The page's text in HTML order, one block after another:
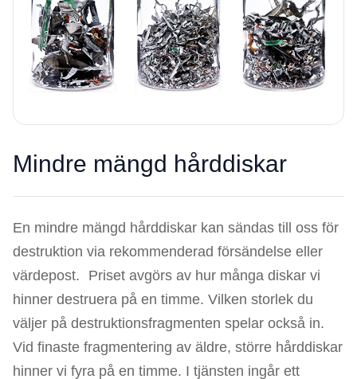
Mindre mängd hårddiskar
En mindre mängd hårddiskar kan sändas till oss för
destruktion via rekommenderad försändelse eller
värdepost. Priset avgörs av hur många diskar vi
hinner destruera på en timme. Vilken storlek du
väljer på destruktionsfragmenten spelar också in.
Vid finaste fragmentering av äldre, större hårddiskar
hinner vi fyra på en timme. I tjänsten ingår ett